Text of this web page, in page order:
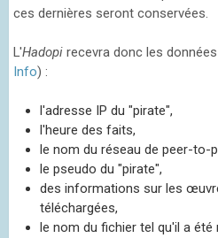
ces dernières seront conservées.
L'Hadopi recevra donc les
Info) :
l'adresse IP du "pirate",
l'heure des faits,
le nom du réseau de peer-to-
le pseudo du "pirate",
des informations sur les
téléchargées,
le nom du fichier tel qu'il a